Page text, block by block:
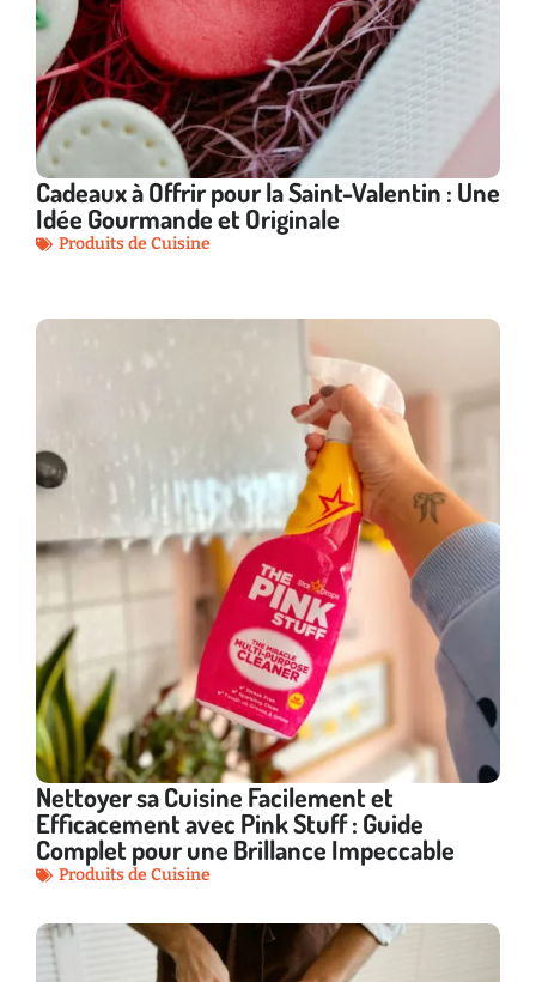
Cadeaux à Offrir pour la Saint-Valentin : Une
Idée Gourmande et Originale
Produits de Cuisine
Nettoyer sa Cuisine Facilement et
Efficacement avec Pink Stuff : Guide
Complet pour une Brillance Impeccable
Produits de Cuisine